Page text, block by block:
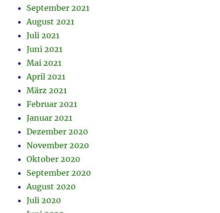
September 2021
August 2021
Juli 2021
Juni 2021
Mai 2021
April 2021
März 2021
Februar 2021
Januar 2021
Dezember 2020
November 2020
Oktober 2020
September 2020
August 2020
Juli 2020